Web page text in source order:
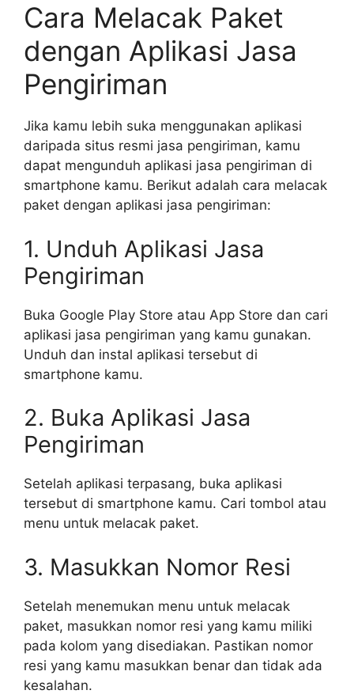
Cara Melacak Paket
dengan Aplikasi Jasa
Pengiriman
Jika kamu lebih suka menggunakan aplikasi
daripada situs resmi jasa pengiriman, kamu
dapat mengunduh aplikasi jasa pengiriman di
smartphone kamu. Berikut adalah cara melacak
paket dengan aplikasi jasa pengiriman:
1. Unduh Aplikasi Jasa
Pengiriman
Buka Google Play Store atau App Store dan cari
aplikasi jasa pengiriman yang kamu gunakan.
Unduh dan instal aplikasi tersebut di
smartphone kamu.
2. Buka Aplikasi Jasa
Pengiriman
Setelah aplikasi terpasang, buka aplikasi
tersebut di smartphone kamu. Cari tombol atau
menu untuk melacak paket.
3. Masukkan Nomor Resi
Setelah menemukan menu untuk melacak
paket, masukkan nomor resi yang kamu miliki
pada kolom yang disediakan. Pastikan nomor
resi yang kamu masukkan benar dan tidak ada
kesalahan.